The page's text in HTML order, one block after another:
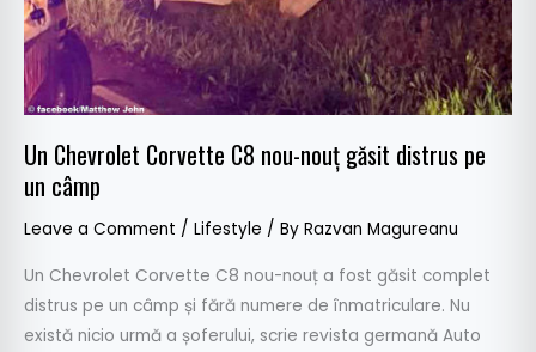
Un Chevrolet Corvette C8 nou-nouț găsit distrus pe
un câmp
Leave a Comment / Lifestyle / By Razvan Magureanu
Un Chevrolet Corvette C8 nou-nouț a fost găsit complet
distrus pe un câmp și fără numere de înmatriculare. Nu
există nicio urmă a șoferului, scrie revista germană Auto
distrus
pe
un
câmp